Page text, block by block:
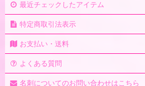
最近チェックしたアイテム
特定商取引法表示
お支払い・送料
よくある質問
名刺についてのお問い合わせはこちら